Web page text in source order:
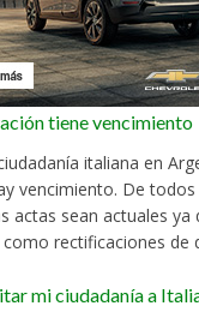
tiene vencimiento
italiana en
vencimiento. De
actas sean actuales ya
rectificaciones de
mi ciudadanía a